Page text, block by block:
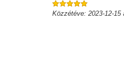
Közzétéve: 2023-12-15